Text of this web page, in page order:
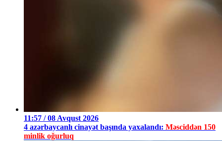
11:57 / 08 Avqust 2026
4 azərbaycanlı cinayət başında yaxalandı: Məsciddən 150
minlik oğurluq